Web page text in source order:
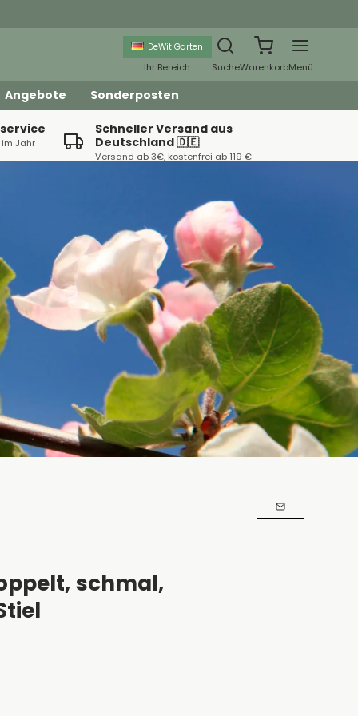
DeWit Garten
Ihr Bereich SucheWarenkorbMenü
Angebote Sonderposten
Jahr
Schneller Versand aus
Deutschland 🇩🇪
Versand ab 3€, kostenfrei ab 119 €
schmal,